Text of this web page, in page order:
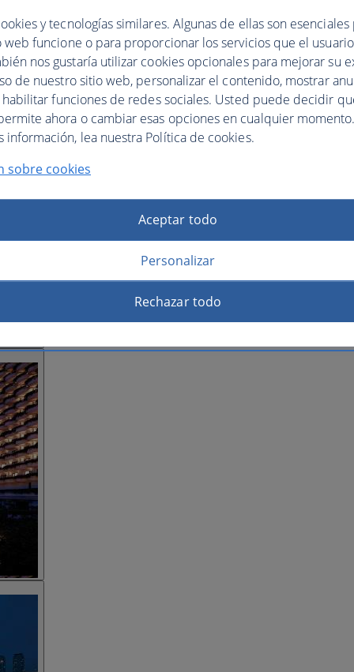
y tecnologías similares. Algunas de ellas son
web funcione o para proporcionar los servicios que el
nos gustaría utilizar cookies opcionales para mejorar su
de nuestro sitio web, personalizar el contenido, mostrar
habilitar funciones de redes sociales. Usted puede decidir
ahora o cambiar esas opciones en cualquier
información, lea nuestra Política de cookies.
sobre cookies
Aceptar todo
Personalizar
Rechazar todo